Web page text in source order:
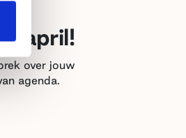
april!
over jouw
agenda.